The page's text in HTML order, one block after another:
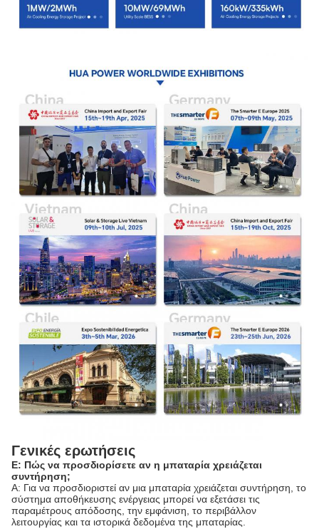
Γενικές ερωτήσεις
Ε: Πώς να προσδιορίσετε αν η μπαταρία χρειάζεται
συντήρηση;
Α: Για να προσδιοριστεί αν μια μπαταρία χρειάζεται συντήρηση, το
σύστημα αποθήκευσης ενέργειας μπορεί να εξετάσει τις
παραμέτρους απόδοσης, την εμφάνιση, το περιβάλλον
λειτουργίας και τα ιστορικά δεδομένα της μπαταρίας.